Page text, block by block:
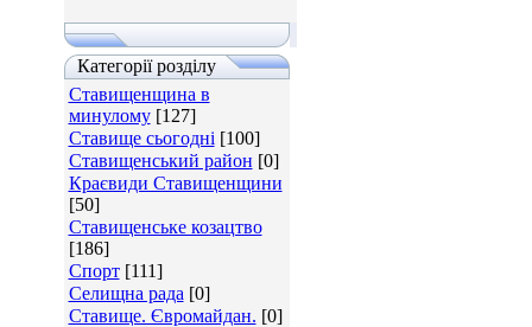
Категорії розділу
Ставищенщина в
минулому [127]
Ставище сьогодні [100]
Ставищенський район [0]
Краєвиди Ставищенщини
[50]
Ставищенське козацтво
[186]
Спорт [111]
Селищна рада [0]
Ставище. Євромайдан. [0]